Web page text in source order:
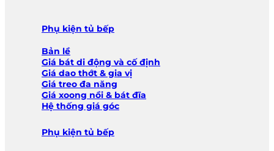
Phụ kiện tủ bếp
Bản lề
Giá bát di động và cố định
Giá dao thớt & gia vị
Giá treo đa năng
Giá xoong nồi & bát đĩa
Hệ thống giá góc
Phụ kiện tủ bếp